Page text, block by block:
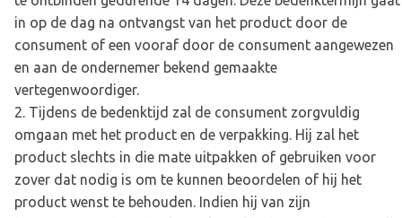
in op de dag na ontvangst van het product door de
consument of een vooraf door de consument aangewezen
en aan de ondernemer bekend gemaakte
vertegenwoordiger.
Tijdens de bedenktijd zal de consument zorgvuldig
omgaan met het product en de verpakking. Hij zal het
product slechts in die mate uitpakken of gebruiken voor
zover dat nodig is om te kunnen beoordelen of hij het
product wenst te behouden. Indien hij van zijn